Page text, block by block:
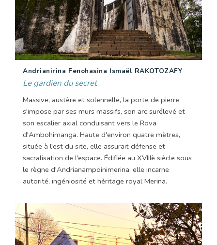
Andrianirina Fenohasina Ismaël RAKOTOZAFY
Le gardien du secret
Massive, austère et solennelle, la porte de pierre
s'impose par ses murs massifs, son arc surélevé et
son escalier axial conduisant vers le Rova
d'Ambohimanga. Haute d'environ quatre mètres,
située à l'est du site, elle assurait défense et
sacralisation de l'espace. Édifiée au XVIIIè siècle sous
le règne d'Andrianampoinimerina, elle incarne
autorité, ingéniosité et héritage royal Merina.